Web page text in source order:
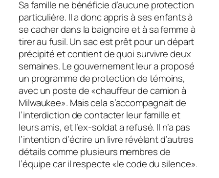
Sa famille ne bénéficie d’aucune protection
particulière. Il a donc appris à ses enfants à
se cacher dans la baignoire et à sa femme à
tirer au fusil. Un sac est prêt pour un départ
précipité et contient de quoi survivre deux
semaines. Le gouvernement leur a proposé
un programme de protection de témoins,
avec un poste de «chauffeur de camion à
Milwaukee». Mais cela s’accompagnait de
l’interdiction de contacter leur famille et
leurs amis, et l’ex-soldat a refusé. Il n’a pas
l’intention d’écrire un livre révélant d’autres
détails comme plusieurs membres de
l’équipe car il respecte «le code du silence».